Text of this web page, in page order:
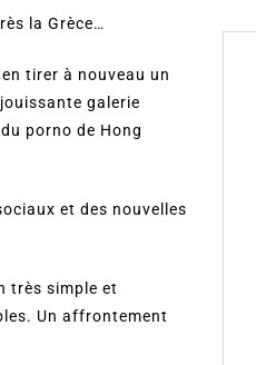
la Grèce…
tirer à nouveau un
galerie
porno de Hong
et des nouvelles
très simple et
Un affrontement